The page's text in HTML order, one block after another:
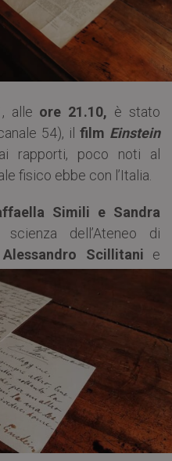
, alle ore 21.10, è stato
54), il film Einstein
rapporti, poco noti al
fisico ebbe con l’Italia.
Simili e Sandra
dell’Ateneo di
Alessandro Scillitani e